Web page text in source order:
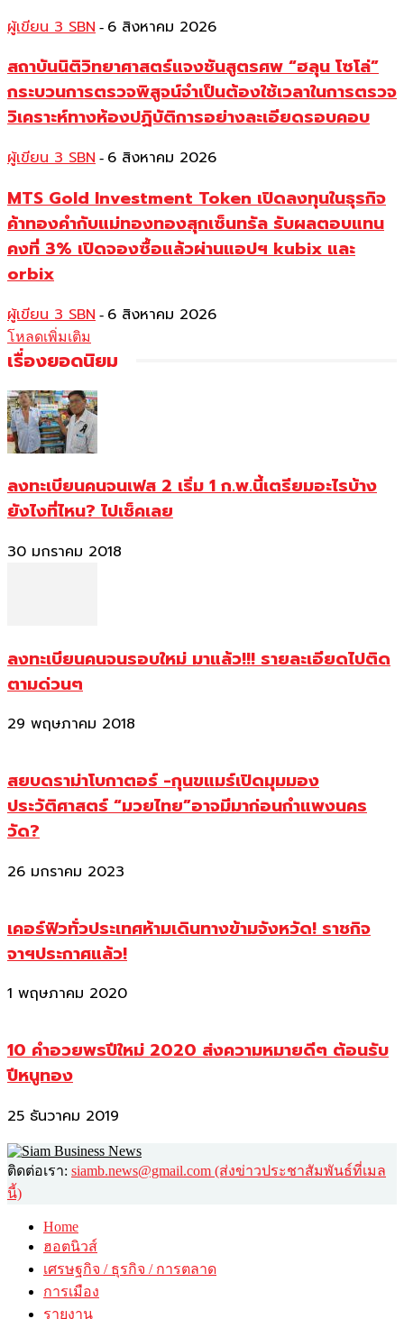
ผู้เขียน 3 SBN - 6 สิงหาคม 2026
สถาบันนิติวิทยาศาสตร์แจงชันสูตรศพ “ฮลุน โซโล่”
กระบวนการตรวจพิสูจน์จำเป็นต้องใช้เวลาในการตรวจ
วิเคราะห์ทางห้องปฏิบัติการอย่างละเอียดรอบคอบ
ผู้เขียน 3 SBN - 6 สิงหาคม 2026
MTS Gold Investment Token เปิดลงทุนในธุรกิจ
ค้าทองคำกับแม่ทองทองสุกเซ็นทรัล รับผลตอบแทน
คงที่ 3% เปิดจองซื้อแล้วผ่านแอปฯ kubix และ
orbix
ผู้เขียน 3 SBN - 6 สิงหาคม 2026
โหลดเพิ่มเติม
เรื่องยอดนิยม
ลงทะเบียนคนจนเฟส 2 เริ่ม 1 ก.พ.นี้เตรียมอะไรบ้าง
ยังไงที่ไหน? ไปเช็คเลย
30 มกราคม 2018
ลงทะเบียนคนจนรอบใหม่ มาแล้ว!!! รายละเอียดไปติด
ตามด่วนๆ
29 พฤษภาคม 2018
สยบดราม่าโบกาตอร์ -กุนขแมร์เปิดมุมมอง
ประวัติศาสตร์ “มวยไทย”อาจมีมาก่อนกำแพงนคร
วัด?
26 มกราคม 2023
เคอร์ฟิวทั่วประเทศห้ามเดินทางข้ามจังหวัด! ราชกิจ
จาฯประกาศแล้ว!
1 พฤษภาคม 2020
10 คำอวยพรปีใหม่ 2020 ส่งความหมายดีๆ ต้อนรับ
ปีหนูทอง
25 ธันวาคม 2019
ติดต่อเรา: siamb.news@gmail.com (ส่งข่าวประชาสัมพันธ์ที่เมล
นี้)
Home
ฮอตนิวส์
เศรษฐกิจ / ธุรกิจ / การตลาด
การเมือง
รายงาน